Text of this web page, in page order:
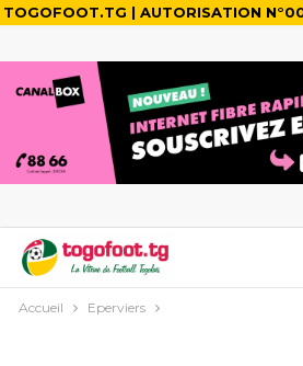
TOGOFOOT.TG | AUTORISATION
Accueil Eperviers